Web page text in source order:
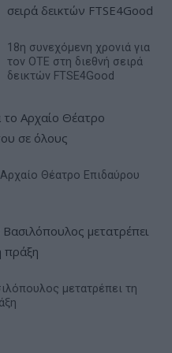
18η συνεχόμενη χρονιά για
τον ΟΤΕ στη διεθνή σειρά
δεικτών FTSE4Good
Θέατρο Επιδαύρου
μετατρέπει τη